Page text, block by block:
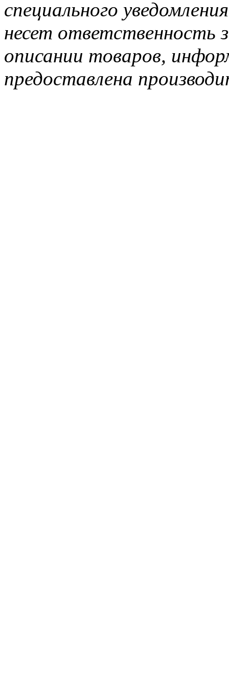
специального
несет ответственность
описании товаров,
предоставлена